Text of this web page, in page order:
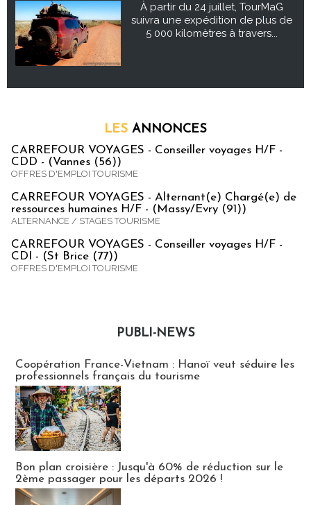
À partir du 24 juillet, TourMaG
suivra une expédition de plus de
5 000 kilomètres à travers...
LES ANNONCES
CARREFOUR VOYAGES - Conseiller voyages H/F -
CDD - (Vannes (56))
OFFRES D'EMPLOI TOURISME
CARREFOUR VOYAGES - Alternant(e) Chargé(e) de
ressources humaines H/F - (Massy/Evry (91))
ALTERNANCE / STAGES TOURISME
CARREFOUR VOYAGES - Conseiller voyages H/F -
CDI - (St Brice (77))
OFFRES D'EMPLOI TOURISME
PUBLI-NEWS
Coopération France-Vietnam : Hanoï veut séduire les
professionnels français du tourisme
Bon plan croisière : Jusqu'à 60% de réduction sur le
2ème passager pour les départs 2026 !